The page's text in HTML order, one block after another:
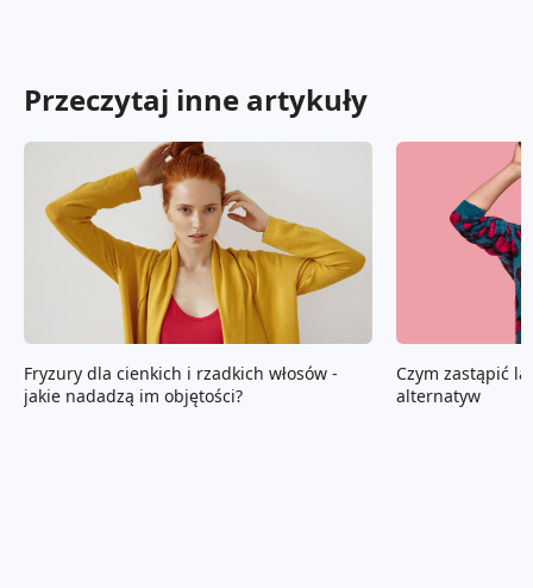
Przeczytaj inne artykuły
Fryzury dla cienkich i rzadkich włosów -
jakie nadadzą im objętości?
Czym zastąpić
alternatyw